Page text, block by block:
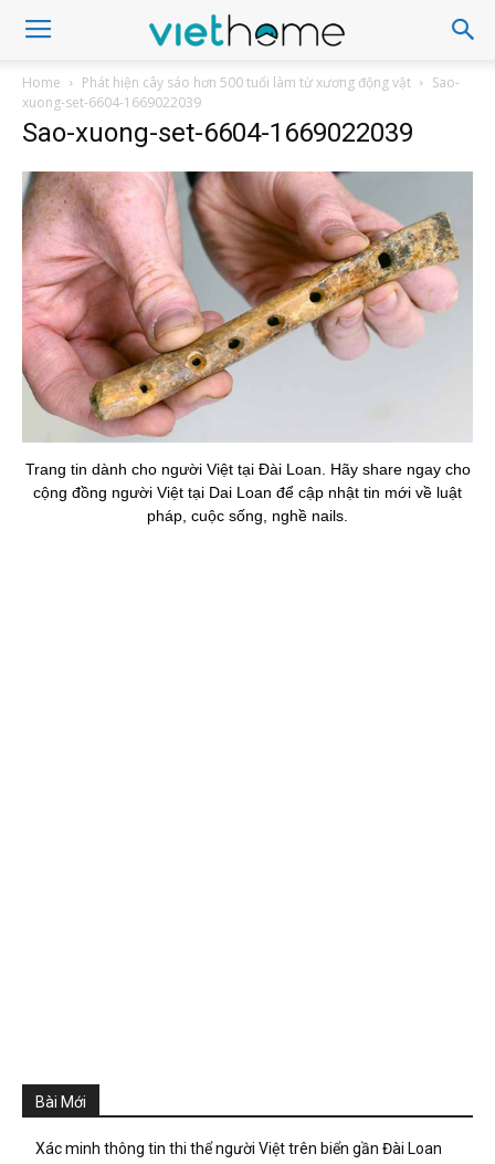
Home Phát hiện cây sáo hơn 500 tuổi làm từ xương động vật
Sao-
xuong-set-6604-1669022039
Sao-xuong-set-6604-1669022039
Trang tin dành cho người Việt tại Đài Loan. Hãy share ngay cho
cộng đồng người Việt tại Dai Loan để cập nhật tin mới về luật
pháp, cuộc sống, nghề nails.
Bài Mới
Xác minh thông tin thi thể người Việt trên biển gần Đài Loan